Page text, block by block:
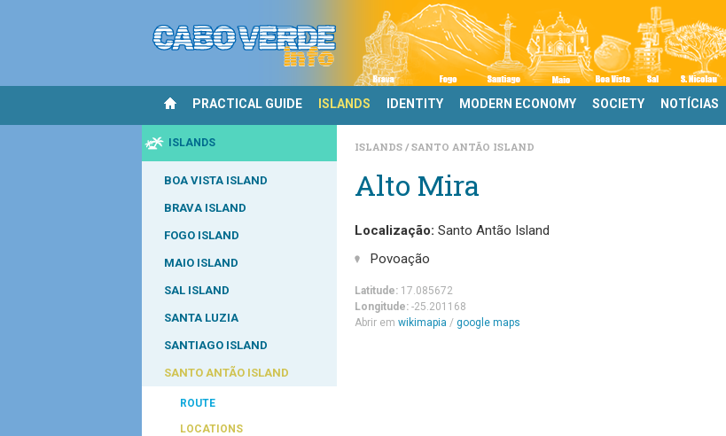
PRACTICAL GUIDE ISLANDS IDENTITY MODERN ECONOMY SOCIETY NOTÍCIAS
ISLANDS
BOA VISTA ISLAND
BRAVA ISLAND
FOGO ISLAND
MAIO ISLAND
SAL ISLAND
SANTA LUZIA
SANTIAGO ISLAND
SANTO ANTÃO ISLAND
ROUTE
LOCATIONS
ISLANDS SANTO ANTÃO ISLAND
Alto Mira
Localização: Santo Antão Island
Povoação
Latitude: 17.085672
Longitude: -25.201168
Abrir em wikimapia / google maps